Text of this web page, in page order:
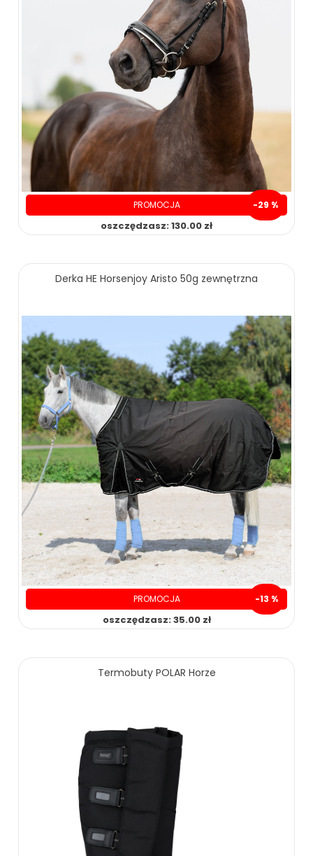
PROMOCJA -29 %
oszczędzasz: 130.00 zł
Derka HE Horsenjoy Aristo 50g zewnętrzna
PROMOCJA -13 %
oszczędzasz: 35.00 zł
Termobuty POLAR Horze